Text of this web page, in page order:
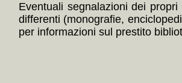
Eventuali segnalazioni dei
differenti (monografie,
per informazioni sul prestito